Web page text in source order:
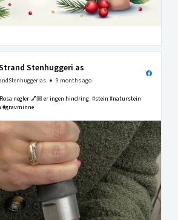
Stenhuggeri as
9 months ago
negler 💅🏼 er ingen hindring. #stein #naturstein
#gravminne